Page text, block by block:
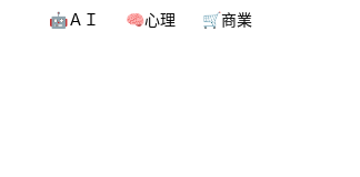
🤖ＡＩ 🧠心理 🛒商業